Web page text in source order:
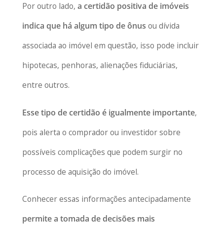
Por outro lado, a certidão positiva de imóveis
indica que há algum tipo de ônus ou dívida
associada ao imóvel em questão, isso pode incluir
hipotecas, penhoras, alienações fiduciárias,
entre outros.
Esse tipo de certidão é igualmente importante,
pois alerta o comprador ou investidor sobre
possíveis complicações que podem surgir no
processo de aquisição do imóvel.
Conhecer essas informações antecipadamente
permite a tomada de decisões mais